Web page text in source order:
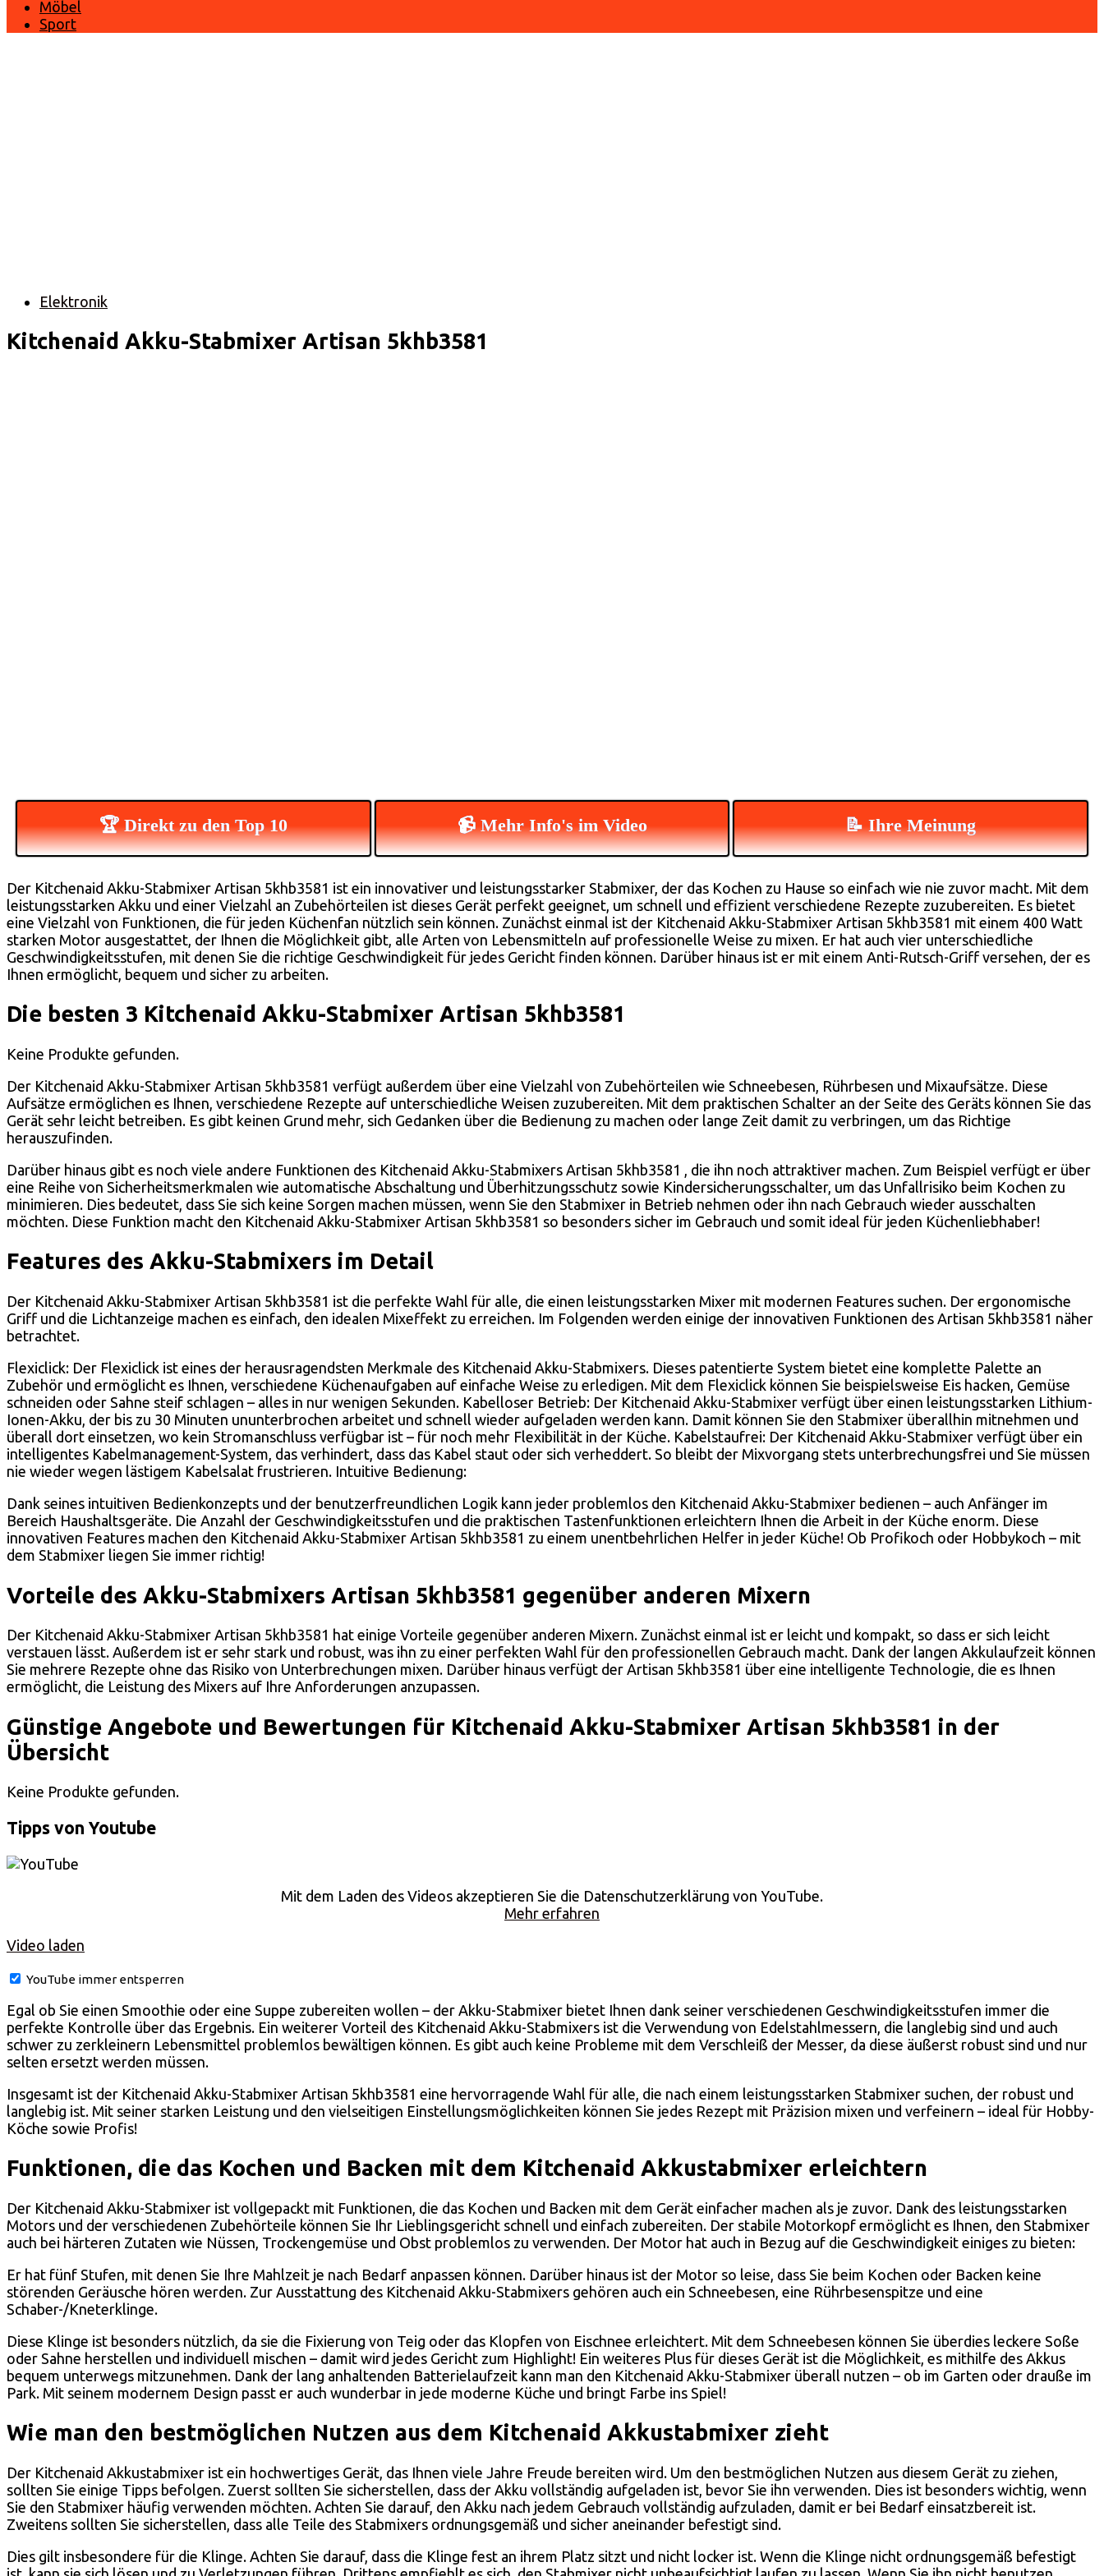
Möbel
Sport
Elektronik
Kitchenaid Akku-Stabmixer Artisan 5khb3581
🏆 Direkt zu den Top 10 📹 Mehr Info's im Video 📝 Ihre Meinung
Der Kitchenaid Akku-Stabmixer Artisan 5khb3581 ist ein innovativer und leistungsstarker Stabmixer, der das Kochen zu Hause so einfach wie nie zuvor macht. Mit dem
leistungsstarken Akku und einer Vielzahl an Zubehörteilen ist dieses Gerät perfekt geeignet, um schnell und effizient verschiedene Rezepte zuzubereiten. Es bietet
eine Vielzahl von Funktionen, die für jeden Küchenfan nützlich sein können. Zunächst einmal ist der Kitchenaid Akku-Stabmixer Artisan 5khb3581 mit einem 400 Watt
starken Motor ausgestattet, der Ihnen die Möglichkeit gibt, alle Arten von Lebensmitteln auf professionelle Weise zu mixen. Er hat auch vier unterschiedliche
Geschwindigkeitsstufen, mit denen Sie die richtige Geschwindigkeit für jedes Gericht finden können. Darüber hinaus ist er mit einem Anti-Rutsch-Griff versehen, der es
Ihnen ermöglicht, bequem und sicher zu arbeiten.
Die besten 3 Kitchenaid Akku-Stabmixer Artisan 5khb3581
Keine Produkte gefunden.
Der Kitchenaid Akku-Stabmixer Artisan 5khb3581 verfügt außerdem über eine Vielzahl von Zubehörteilen wie Schneebesen, Rührbesen und Mixaufsätze. Diese
Aufsätze ermöglichen es Ihnen, verschiedene Rezepte auf unterschiedliche Weisen zuzubereiten. Mit dem praktischen Schalter an der Seite des Geräts können Sie das
Gerät sehr leicht betreiben. Es gibt keinen Grund mehr, sich Gedanken über die Bedienung zu machen oder lange Zeit damit zu verbringen, um das Richtige
herauszufinden.
Darüber hinaus gibt es noch viele andere Funktionen des Kitchenaid Akku-Stabmixers Artisan 5khb3581 , die ihn noch attraktiver machen. Zum Beispiel verfügt er über
eine Reihe von Sicherheitsmerkmalen wie automatische Abschaltung und Überhitzungsschutz sowie Kindersicherungsschalter, um das Unfallrisiko beim Kochen zu
minimieren. Dies bedeutet, dass Sie sich keine Sorgen machen müssen, wenn Sie den Stabmixer in Betrieb nehmen oder ihn nach Gebrauch wieder ausschalten
möchten. Diese Funktion macht den Kitchenaid Akku-Stabmixer Artisan 5khb3581 so besonders sicher im Gebrauch und somit ideal für jeden Küchenliebhaber!
Features des Akku-Stabmixers im Detail
Der Kitchenaid Akku-Stabmixer Artisan 5khb3581 ist die perfekte Wahl für alle, die einen leistungsstarken Mixer mit modernen Features suchen. Der ergonomische
Griff und die Lichtanzeige machen es einfach, den idealen Mixeffekt zu erreichen. Im Folgenden werden einige der innovativen Funktionen des Artisan 5khb3581 näher
betrachtet.
Flexiclick: Der Flexiclick ist eines der herausragendsten Merkmale des Kitchenaid Akku-Stabmixers. Dieses patentierte System bietet eine komplette Palette an
Zubehör und ermöglicht es Ihnen, verschiedene Küchenaufgaben auf einfache Weise zu erledigen. Mit dem Flexiclick können Sie beispielsweise Eis hacken, Gemüse
schneiden oder Sahne steif schlagen – alles in nur wenigen Sekunden. Kabelloser Betrieb: Der Kitchenaid Akku-Stabmixer verfügt über einen leistungsstarken Lithium-
Ionen-Akku, der bis zu 30 Minuten ununterbrochen arbeitet und schnell wieder aufgeladen werden kann. Damit können Sie den Stabmixer überallhin mitnehmen und
überall dort einsetzen, wo kein Stromanschluss verfügbar ist – für noch mehr Flexibilität in der Küche. Kabelstaufrei: Der Kitchenaid Akku-Stabmixer verfügt über ein
intelligentes Kabelmanagement-System, das verhindert, dass das Kabel staut oder sich verheddert. So bleibt der Mixvorgang stets unterbrechungsfrei und Sie müssen
nie wieder wegen lästigem Kabelsalat frustrieren. Intuitive Bedienung:
Dank seines intuitiven Bedienkonzepts und der benutzerfreundlichen Logik kann jeder problemlos den Kitchenaid Akku-Stabmixer bedienen – auch Anfänger im
Bereich Haushaltsgeräte. Die Anzahl der Geschwindigkeitsstufen und die praktischen Tastenfunktionen erleichtern Ihnen die Arbeit in der Küche enorm. Diese
innovativen Features machen den Kitchenaid Akku-Stabmixer Artisan 5khb3581 zu einem unentbehrlichen Helfer in jeder Küche! Ob Profikoch oder Hobbykoch – mit
dem Stabmixer liegen Sie immer richtig!
Vorteile des Akku-Stabmixers Artisan 5khb3581 gegenüber anderen Mixern
Der Kitchenaid Akku-Stabmixer Artisan 5khb3581 hat einige Vorteile gegenüber anderen Mixern. Zunächst einmal ist er leicht und kompakt, so dass er sich leicht
verstauen lässt. Außerdem ist er sehr stark und robust, was ihn zu einer perfekten Wahl für den professionellen Gebrauch macht. Dank der langen Akkulaufzeit können
Sie mehrere Rezepte ohne das Risiko von Unterbrechungen mixen. Darüber hinaus verfügt der Artisan 5khb3581 über eine intelligente Technologie, die es Ihnen
ermöglicht, die Leistung des Mixers auf Ihre Anforderungen anzupassen.
Günstige Angebote und Bewertungen für Kitchenaid Akku-Stabmixer Artisan 5khb3581 in der
Übersicht
Keine Produkte gefunden.
Tipps von Youtube
Mit dem Laden des Videos akzeptieren Sie die Datenschutzerklärung von YouTube.
Mehr erfahren
Video laden
YouTube immer entsperren
Egal ob Sie einen Smoothie oder eine Suppe zubereiten wollen – der Akku-Stabmixer bietet Ihnen dank seiner verschiedenen Geschwindigkeitsstufen immer die
perfekte Kontrolle über das Ergebnis. Ein weiterer Vorteil des Kitchenaid Akku-Stabmixers ist die Verwendung von Edelstahlmessern, die langlebig sind und auch
schwer zu zerkleinern Lebensmittel problemlos bewältigen können. Es gibt auch keine Probleme mit dem Verschleiß der Messer, da diese äußerst robust sind und nur
selten ersetzt werden müssen.
Insgesamt ist der Kitchenaid Akku-Stabmixer Artisan 5khb3581 eine hervorragende Wahl für alle, die nach einem leistungsstarken Stabmixer suchen, der robust und
langlebig ist. Mit seiner starken Leistung und den vielseitigen Einstellungsmöglichkeiten können Sie jedes Rezept mit Präzision mixen und verfeinern – ideal für Hobby-
Köche sowie Profis!
Funktionen, die das Kochen und Backen mit dem Kitchenaid Akkustabmixer erleichtern
Der Kitchenaid Akku-Stabmixer ist vollgepackt mit Funktionen, die das Kochen und Backen mit dem Gerät einfacher machen als je zuvor. Dank des leistungsstarken
Motors und der verschiedenen Zubehörteile können Sie Ihr Lieblingsgericht schnell und einfach zubereiten. Der stabile Motorkopf ermöglicht es Ihnen, den Stabmixer
auch bei härteren Zutaten wie Nüssen, Trockengemüse und Obst problemlos zu verwenden. Der Motor hat auch in Bezug auf die Geschwindigkeit einiges zu bieten:
Er hat fünf Stufen, mit denen Sie Ihre Mahlzeit je nach Bedarf anpassen können. Darüber hinaus ist der Motor so leise, dass Sie beim Kochen oder Backen keine
störenden Geräusche hören werden. Zur Ausstattung des Kitchenaid Akku-Stabmixers gehören auch ein Schneebesen, eine Rührbesenspitze und eine
Schaber-/Kneterklinge.
Diese Klinge ist besonders nützlich, da sie die Fixierung von Teig oder das Klopfen von Eischnee erleichtert. Mit dem Schneebesen können Sie überdies leckere Soße
oder Sahne herstellen und individuell mischen – damit wird jedes Gericht zum Highlight! Ein weiteres Plus für dieses Gerät ist die Möglichkeit, es mithilfe des Akkus
bequem unterwegs mitzunehmen. Dank der lang anhaltenden Batterielaufzeit kann man den Kitchenaid Akku-Stabmixer überall nutzen – ob im Garten oder drauße im
Park. Mit seinem modernem Design passt er auch wunderbar in jede moderne Küche und bringt Farbe ins Spiel!
Wie man den bestmöglichen Nutzen aus dem Kitchenaid Akkustabmixer zieht
Der Kitchenaid Akkustabmixer ist ein hochwertiges Gerät, das Ihnen viele Jahre Freude bereiten wird. Um den bestmöglichen Nutzen aus diesem Gerät zu ziehen,
sollten Sie einige Tipps befolgen. Zuerst sollten Sie sicherstellen, dass der Akku vollständig aufgeladen ist, bevor Sie ihn verwenden. Dies ist besonders wichtig, wenn
Sie den Stabmixer häufig verwenden möchten. Achten Sie darauf, den Akku nach jedem Gebrauch vollständig aufzuladen, damit er bei Bedarf einsatzbereit ist.
Zweitens sollten Sie sicherstellen, dass alle Teile des Stabmixers ordnungsgemäß und sicher aneinander befestigt sind.
Dies gilt insbesondere für die Klinge. Achten Sie darauf, dass die Klinge fest an ihrem Platz sitzt und nicht locker ist. Wenn die Klinge nicht ordnungsgemäß befestigt